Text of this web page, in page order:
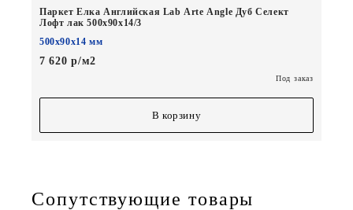
Паркет Елка Английская Lab Arte Angle Дуб Селект
Лофт лак 500х90х14/3
500х90х14 мм
7 620 р/м2
Под заказ
В корзину
Сопутствующие товары